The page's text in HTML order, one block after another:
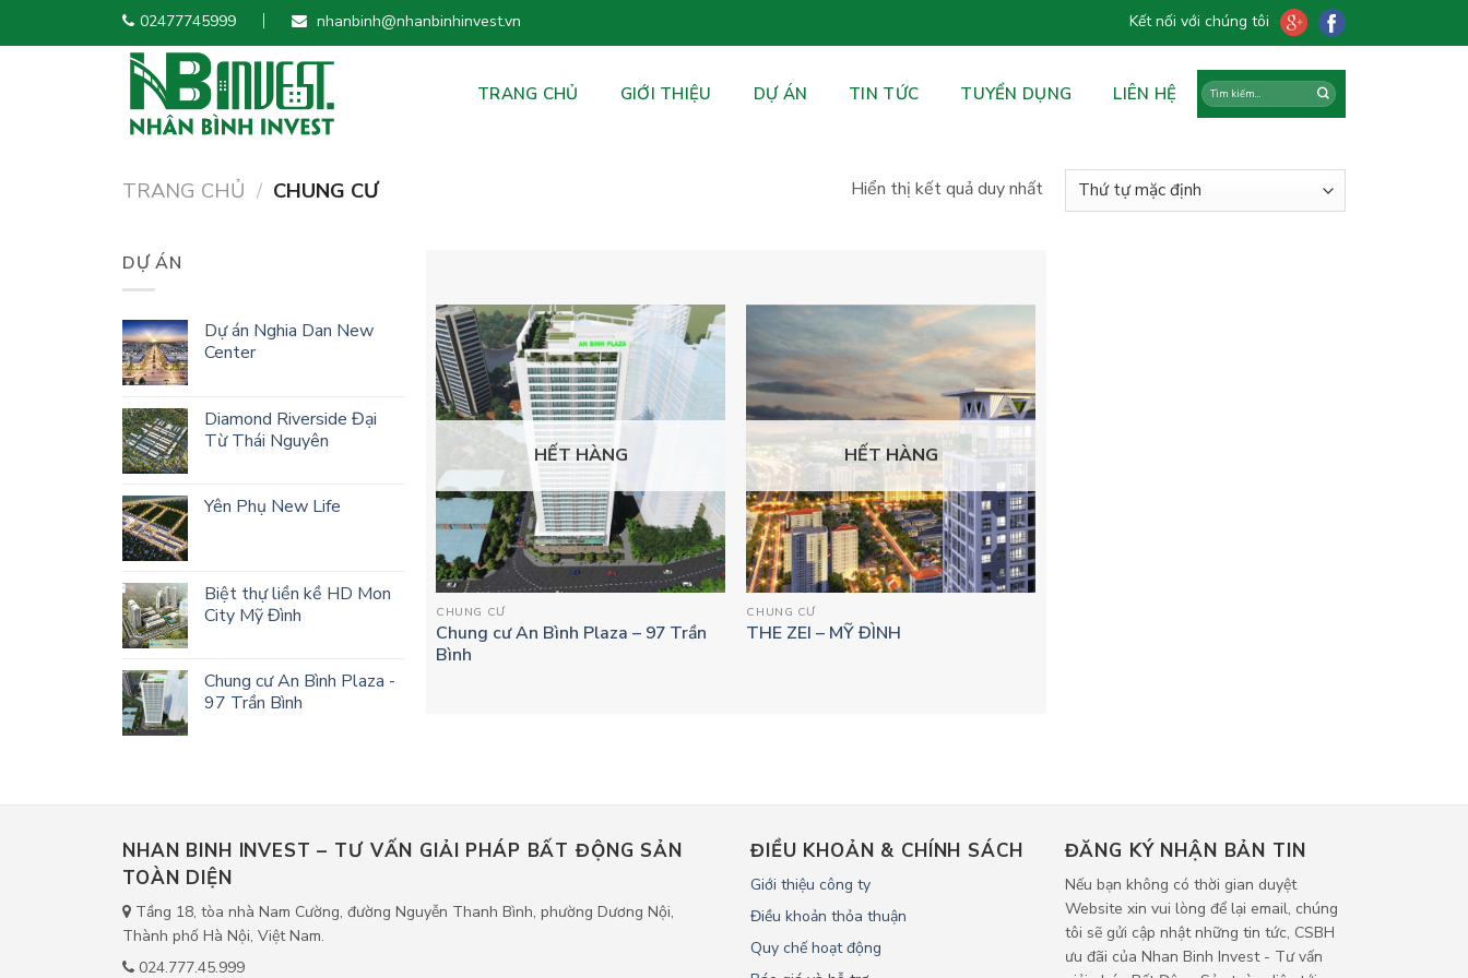
02477745999 nhanbinh@nhanbinhinvest.vn Kết nối với chúng tôi
TRANG CHỦ GIỚI THIỆU DỰ ÁN TIN TỨC TUYỂN DỤNG LIÊN HỆ
TRANG CHỦ / CHUNG CƯ Hiển thị kết quả duy nhất
DỰ ÁN
Dự án Nghia Dan New
Center
Diamond Riverside Đại
Từ Thái Nguyên
Yên Phụ New Life
Biệt thự liền kề HD Mon
City Mỹ Đình
Chung cư An Bình Plaza -
97 Trần Bình
HẾT HÀNG
CHUNG CƯ
Chung cư An Bình Plaza – 97 Trần
Bình
HẾT HÀNG
CHUNG CƯ
THE ZEI – MỸ ĐÌNH
NHAN BINH INVEST – TƯ VẤN GIẢI PHÁP BẤT ĐỘNG SẢN
TOÀN DIỆN
Tầng 18, tòa nhà Nam Cường, đường Nguyễn Thanh Bình, phường Dương Nội,
Thành phố Hà Nội, Việt Nam.
024.777.45.999
ĐIỀU KHOẢN & CHÍNH SÁCH
Giới thiệu công ty
Điều khoản thỏa thuận
Quy chế hoạt động
ĐĂNG KÝ NHẬN BẢN TIN
Nếu bạn không có thời gian duyệt
Website xin vui lòng để lại email, chúng
tôi sẽ gửi cập nhật những tin tức, CSBH
ưu đãi của Nhan Binh Invest - Tư vấn